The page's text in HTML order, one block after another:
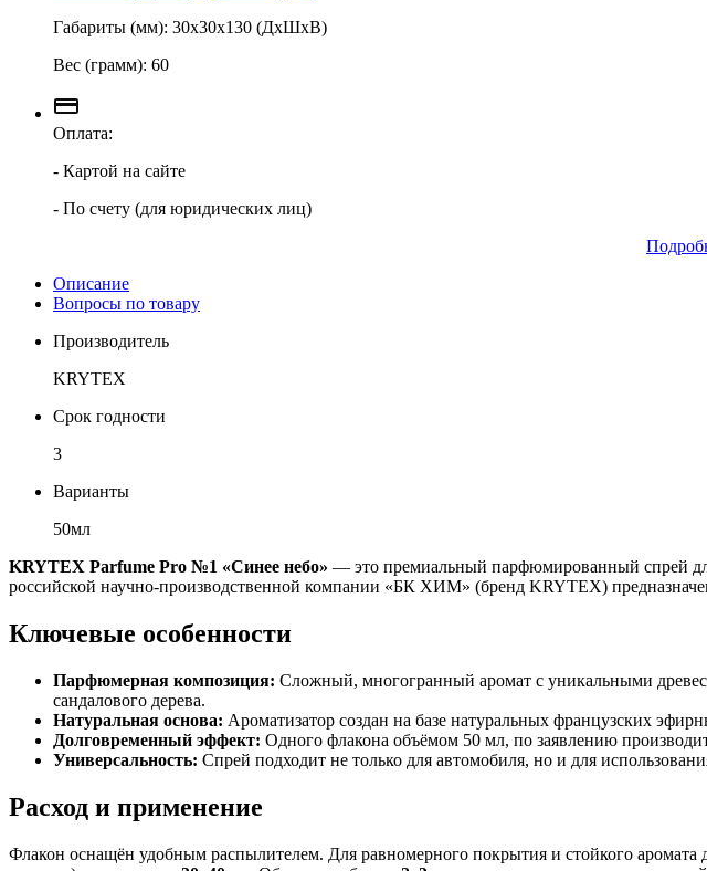
Габариты (мм): 30х30х130 (ДхШхВ)
Вес (грамм): 60
Оплата:
- Картой на сайте
- По счету (для юридических лиц)
Описание
Вопросы по товару
Производитель
KRYTEX
Срок годности
3
Варианты
50мл
KRYTEX Parfume Pro №1 «Синее небо» — это премиальный парфюмированный спрей
российской научно-производственной компании «БК ХИМ» (бренд KRYTEX)
Ключевые особенности
Парфюмерная композиция: Сложный, многогранный аромат с уникальными
сандалового дерева.
Натуральная основа: Ароматизатор создан на базе натуральных французских
Долговременный эффект: Одного флакона объёмом 50 мл, по заявлению
Универсальность: Спрей подходит не только для автомобиля, но и для
Расход и применение
Флакон оснащён удобным распылителем. Для равномерного покрытия и стойкого аромата